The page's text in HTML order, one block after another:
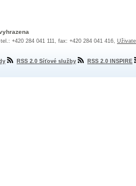
+420 284 041 111, fax: +420 284 041 416,
RSS 2.0 Síťové služby RSS 2.0 INSPIRE